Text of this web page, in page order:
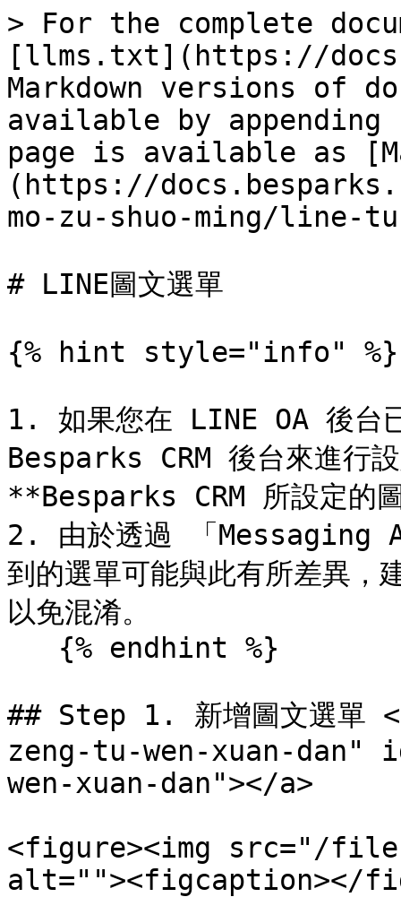
> For the complete
[llms.txt](https://
Markdown versions of
available by
page is available as
(https://
mo-zu-shuo-ming/line-
# LINE圖文選單
{% hint style="info" %}
1. 如果您在 LINE OA 後台
Besparks CRM 後台來進行
**Besparks CRM 所設定的
2. 由於透過 「Messaging
到的選單可能與此有所差異，
以免混淆。
## Step 1. 新增圖文選
zeng-tu-wen-xuan-
wen-xuan-dan"></a>
<figure><img src="/files/
alt=""><figcaption></